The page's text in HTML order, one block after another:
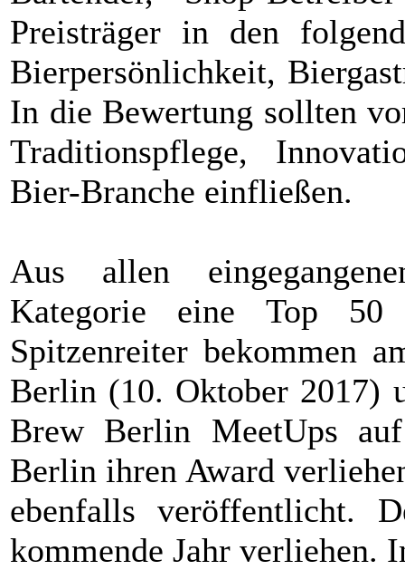
Preisträger in den
Bierpersönlichkeit,
In die Bewertung sollten
Traditionspflege,
Bier-Branche einfließen.
Aus allen
Kategorie eine Top
Spitzenreiter bekommen
Berlin (10. Oktober 2017)
Brew Berlin MeetUps
Berlin ihren Award
ebenfalls veröffentlicht.
kommende Jahr verliehen.